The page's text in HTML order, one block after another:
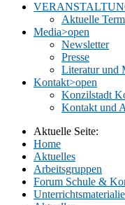
Aktuelle
Media>open
Newsletter
Presse
Literatur und
Kontakt>open
Konzilstadt
Kontakt und
Aktuelle Seite:
Home
Aktuelles
Arbeitsgruppen
Forum Schule &